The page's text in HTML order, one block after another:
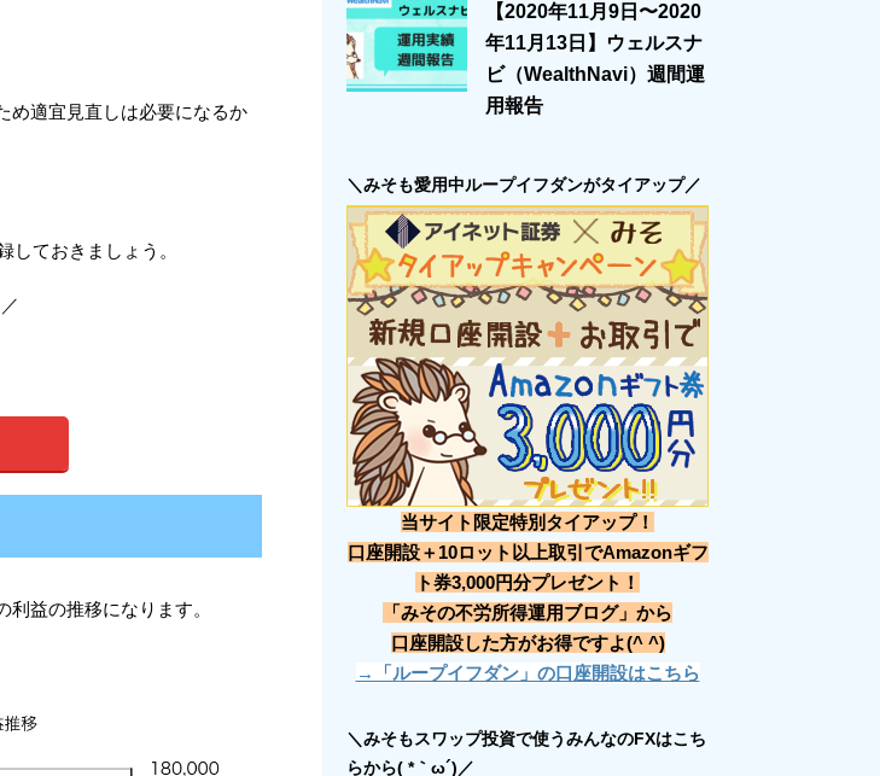
め適宜見直しは必要になるか
しておきましょう。
益の推移になります。
【2020年11月9日〜2020
年11月13日】ウェルスナ
ビ（WealthNavi）週間運
用報告
＼みそも愛用中ループイフダンがタイアップ／
当サイト限定特別タイアップ！
口座開設＋10ロット以上取引でAmazonギフ
ト券3,000円分プレゼント！
「みその不労所得運用ブログ」から
口座開設した方がお得ですよ(^ ^)
→「ループイフダン」の口座開設はこちら
＼みそもスワップ投資で使うみんなのFXはこち
らから( *｀ω´)／